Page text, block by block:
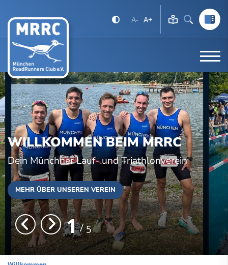
A- A+
WILLKOMMEN BEIM MRRC
Dein Münchner Lauf- und Triathlonverein
MEHR ÜBER UNSEREN VEREIN
1 5